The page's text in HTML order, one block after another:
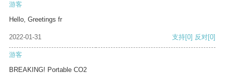
游客
Hello, Greetings fr
2022-01-31 支持[0] 反对[0]
游客
BREAKING! Portable CO2